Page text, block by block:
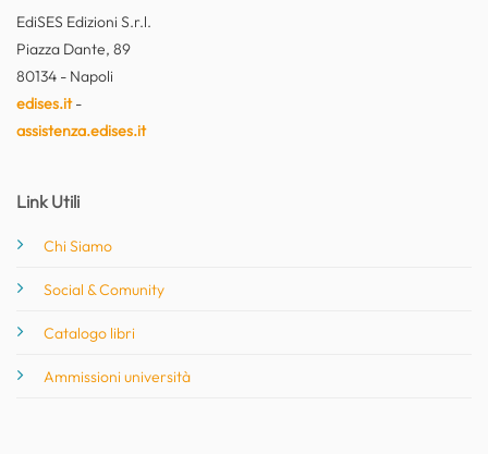
EdiSES Edizioni S.r.l.
Piazza Dante, 89
80134 - Napoli
edises.it-
assistenza.edises.it
Link Utili
Chi Siamo
Social & Comunity
Catalogo libri
Ammissioni università